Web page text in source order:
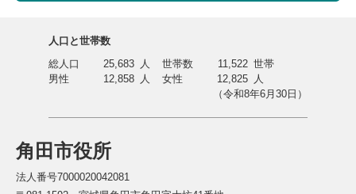
角田市役所
法人番号7000020042081
人口と世帯数
総人口
25,683 人 世帯数 11,522 世帯
男性
12,858 人 女性 12,825 人
（令和8年6月30日）